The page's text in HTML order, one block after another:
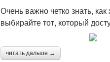
Очень важно четко знать,
выбирайте тот, который
читать дальше →